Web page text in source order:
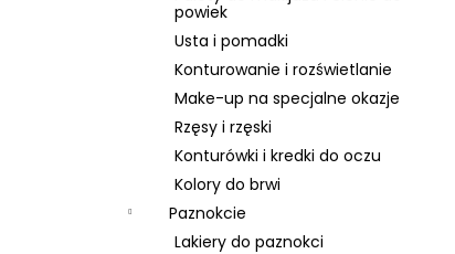
powiek
Usta i pomadki
Konturowanie i rozświetlanie
Make-up na specjalne okazje
Rzęsy i rzęski
Konturówki i kredki do oczu
Kolory do brwi
Paznokcie
Lakiery do paznokci
BRAUN SERIES 9 PRO PLUS 9577CC
6 999 zł